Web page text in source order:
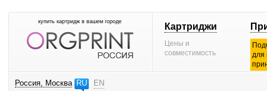
купить картридж в вашем городе Картриджи
Цены и
совместимость
для
Россия, Москва RU EN